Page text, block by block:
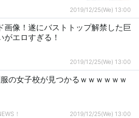
2019/12/25(We) 13:00
画像！遂にバストトップ解禁した巨
エロすぎる！
2019/12/25(We) 13:00
の女子校が見つかるｗｗｗｗｗｗ
！ 2019/12/25(We) 13:00